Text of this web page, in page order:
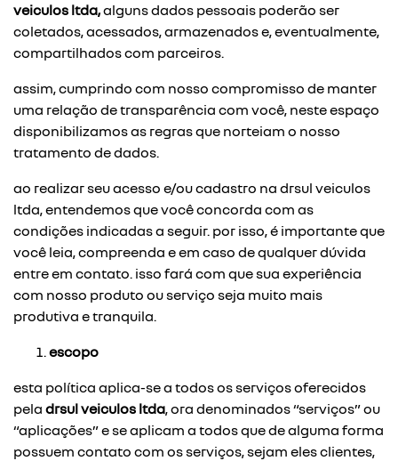
veiculos ltda,alguns dados pessoais poderão ser
coletados, acessados, armazenados e, eventualmente,
compartilhados com parceiros.
assim, cumprindo com nosso compromisso de manter
uma relação de transparência com você, neste espaço
disponibilizamos as regras que norteiam o nosso
tratamento de dados.
ao realizar seu acesso e/ou cadastro na drsul veiculos
ltda, entendemos que você concorda com as
condições indicadas a seguir. por isso, é importante que
você leia, compreenda e em caso de qualquer dúvida
entre em contato. isso fará com que sua experiência
com nosso produto ou serviço seja muito mais
produtiva e tranquila.
escopo
esta política aplica-se a todos os serviços oferecidos
pela drsul veiculos ltda, ora denominados “serviços” ou
“aplicações” e se aplicam a todos que de alguma forma
possuem contato com os serviços, sejam eles clientes,